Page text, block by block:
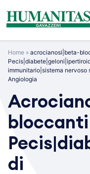
content
Home » acrocianosi|beta-
immunitario|sistema
Angiologia
di